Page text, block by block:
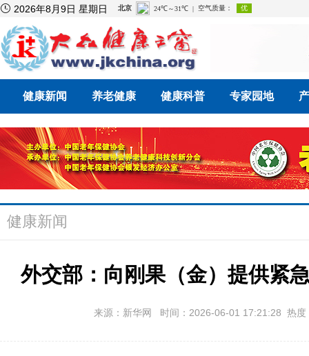
 2026年8月9日 星期日
健康新闻 养老健康 健康科普 专家园地
健康新闻
外交部：向刚果（金）提供紧
来源：新华网 时间：2026-06-01 17:21:28 热